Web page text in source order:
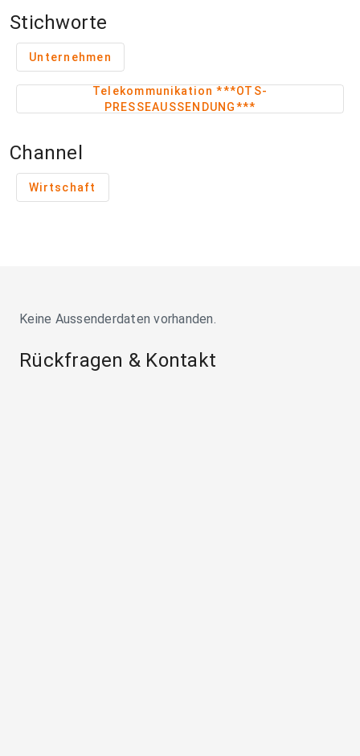
Stichworte
Unternehmen
Telekommunikation ***OTS-
PRESSEAUSSENDUNG***
Channel
Wirtschaft
Keine Aussenderdaten vorhanden.
Rückfragen & Kontakt